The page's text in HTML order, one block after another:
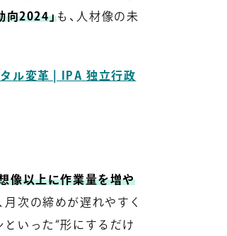
向2024」も、人材像の未
タル変革 | IPA 独立行政
像以上に作業量を増や
月次の締めが遅れやすく
といった“形にするだけ